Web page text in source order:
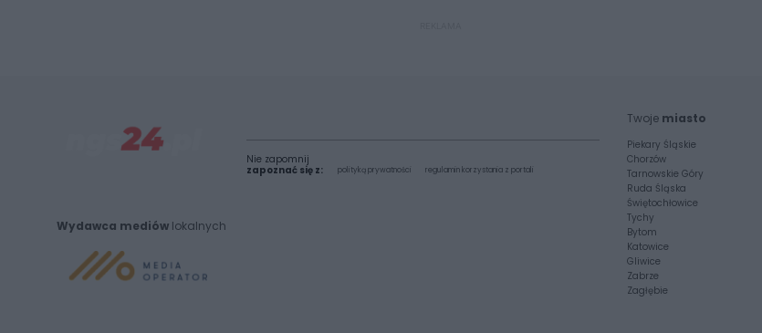
Wydawca mediów lokalnych
Nie zapomnij
zapoznać się z:
polityką prywatności regulamin korzystania z portali
Twoje miasto
Piekary Śląskie
Chorzów
Tarnowskie Góry
Ruda Śląska
Świętochłowice
Tychy
Bytom
Katowice
Gliwice
Zabrze
Zagłębie